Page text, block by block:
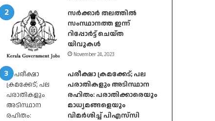
സർക്കാർ തലത്തിൽ
സംസ്ഥാനത്ത ഇന്ന്
റിപ്പോർട്ട് ചെയ്ത
യിവുകൾ
November 24, 2023
പരീക്ഷാ ക്രമക്കേട്; പല
പരാതികളും അടിസ്ഥാന
രഹിതം: പരാതിക്കാരെയും
മാധ്യമങ്ങളെയും
വിമര്‍ശിച്ച് പിഎസ്‌സി